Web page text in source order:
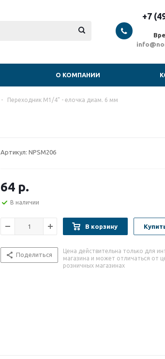
+7
О КОМПАНИИ
- Переходник M1/4" - елочка диам. 6 мм
Артикул: NPSM206
64 р.
В наличии
В корзину
Поделиться
Цена действительна только для
магазина и может отличаться от
розничных магазинах